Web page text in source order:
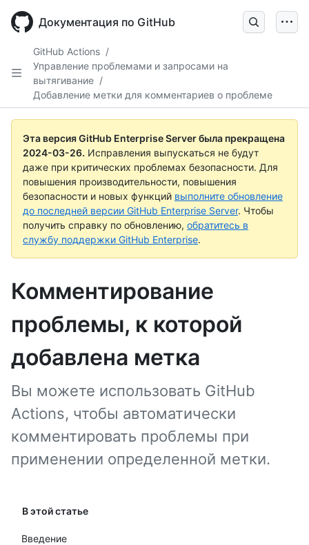
main
Документация по GitHub
GitHub Actions /
Управление проблемами и запросами на
вытягивание /
Добавление метки для комментариев о проблеме
Эта версия GitHub Enterprise Server была прекращена
2024-03-26. Исправления выпускаться не будут
даже при критических проблемах безопасности. Для
повышения производительности, повышения
безопасности и новых функций выполните обновление
до последней версии GitHub Enterprise Server. Чтобы
получить справку по обновлению, обратитесь в
службу поддержки GitHub Enterprise.
Комментирование
проблемы, к которой
добавлена метка
Вы можете использовать GitHub
Actions, чтобы автоматически
комментировать проблемы при
применении определенной метки.
В этой статье
Введение